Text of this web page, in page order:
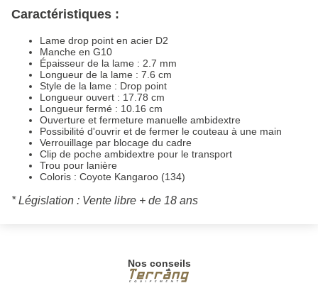
Caractéristiques :
Lame drop point en acier D2
Manche en G10
Épaisseur de la lame : 2.7 mm
Longueur de la lame : 7.6 cm
Style de la lame : Drop point
Longueur ouvert : 17.78 cm
Longueur fermé : 10.16 cm
Ouverture et fermeture manuelle ambidextre
Possibilité d'ouvrir et de fermer le couteau à une main
Verrouillage par blocage du cadre
Clip de poche ambidextre pour le transport
Trou pour lanière
Coloris : Coyote Kangaroo (134)
* Législation : Vente libre + de 18 ans
Nos conseils